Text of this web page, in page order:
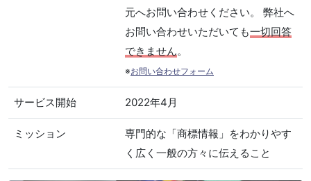
元へお問い合わせください。 弊社へ
お問い合わせいただいても一切回答
できません。
※お問い合わせフォーム
サービス開始 2022年4月
ミッション
専門的な「商標情報」をわかりやす
く広く一般の方々に伝えること